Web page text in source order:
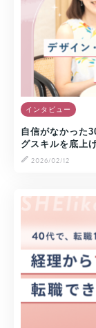
インタビュー
自信がなかった
グスキルを底上
2026/02/12